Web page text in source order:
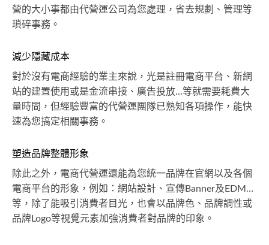
營的大小事都由代營運公司為您處理，省去規劃、管理等
瑣碎事務。
減少隱藏成本
對於沒有電商經驗的業主來說，光是註冊電商平台、新網
站的建置使用或是金流串接、廣告投放...等就需要耗費大
量時間，但經驗豐富的代營運團隊已熟知各項操作，能快
速為您搞定相關事務。
塑造品牌整體形象
除此之外，電商代營運還能為您統一品牌在官網以及各個
電商平台的形象，例如：網站設計、宣傳Banner及EDM…
等，除了能吸引消費者目光，也會以品牌色、品牌調性或
品牌Logo等視覺元素加強消費者對品牌的印象。